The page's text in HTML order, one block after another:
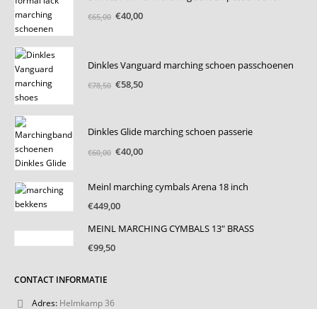
€65,00 Oorspronkelijke
€40,00Huidige
Dinkles Vanguard marching schoen passchoenen
€78,50 Oorspronkelijke
€58,50Huidige
Dinkles Glide marching schoen passerie
€60,00 Oorspronkelijke
€60,00.
€40,00Huidige
€40,00.
Meinl marching cymbals Arena 18 inch
€449,00
MEINL MARCHING CYMBALS 13" BRASS
€99,50
CONTACT INFORMATIE
Adres: Helmkamp 36